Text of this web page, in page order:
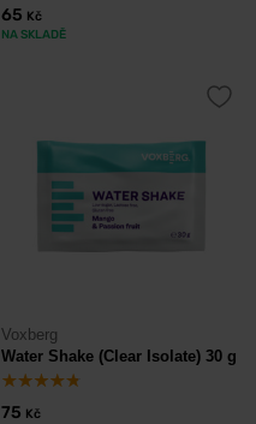
65 Kč
NA SKLADĚ
Voxberg
Water Shake (Clear Isolate) 30 g
75 Kč